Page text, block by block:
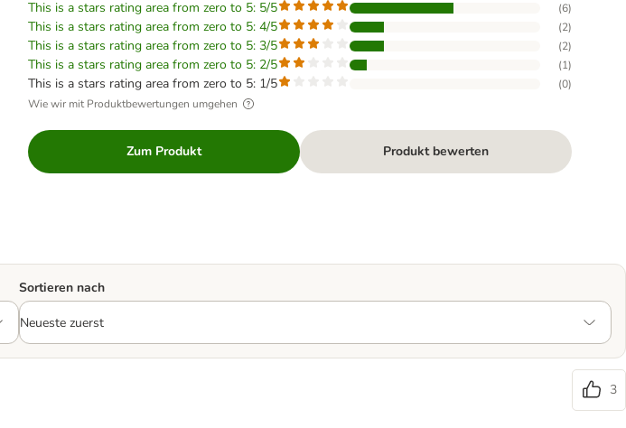
This is a stars rating area from zero to 5: 5/5 (6)
This is a stars rating area from zero to 5: 4/5 (2)
This is a stars rating area from zero to 5: 3/5 (2)
This is a stars rating area from zero to 5: 2/5 (1)
This is a stars rating area from zero to 5: 1/5 (0)
Wie wir mit Produktbewertungen umgehen
Zum Produkt Produkt bewerten
Sortieren nach
3